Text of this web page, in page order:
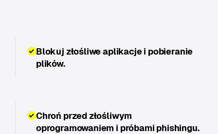
Blokuj złośliwe aplikacje i pobieranie
plików.
Chroń przed złośliwym
oprogramowaniem i próbami phishingu.